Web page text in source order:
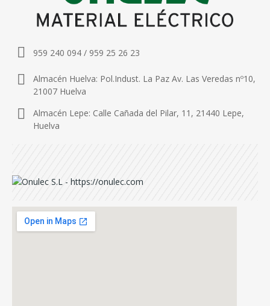
959 240 094 / 959 25 26 23
Almacén Huelva: Pol.Indust. La Paz Av. Las Veredas nº10,
21007 Huelva
Almacén Lepe: Calle Cañada del Pilar, 11, 21440 Lepe,
Huelva